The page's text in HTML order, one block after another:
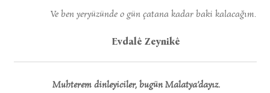
Ve ben yeryüzünde o gün çatana kadar baki kalacağım.
Evdalê Zeynikê
Muhterem dinleyiciler, bugün Malatya’dayız.